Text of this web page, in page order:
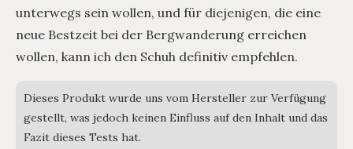
unterwegs sein wollen, und für diejenigen, die eine
neue Bestzeit bei der Bergwanderung erreichen
wollen, kann ich den Schuh definitiv empfehlen.
Dieses Produkt wurde uns vom Hersteller zur Verfügung
gestellt, was jedoch keinen Einfluss auf den Inhalt und das
Fazit dieses Tests hat.